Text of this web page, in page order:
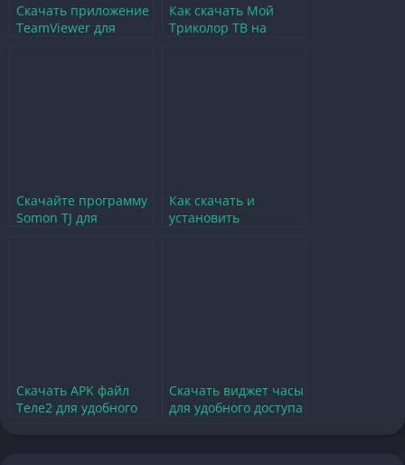
Скачать приложение
TeamViewer для
Как скачать Мой
Триколор ТВ на
Скачайте программу
Somon TJ для
Как скачать и
установить
Скачать APK файл
Теле2 для удобного
Скачать виджет часы
для удобного доступа